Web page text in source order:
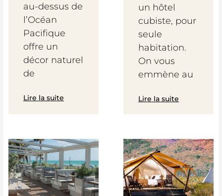
au-dessus de
l’Océan
Pacifique
offre un
décor naturel
de
Lire la suite
un hôtel
cubiste, pour
seule
habitation.
On vous
emmène au
Lire la suite